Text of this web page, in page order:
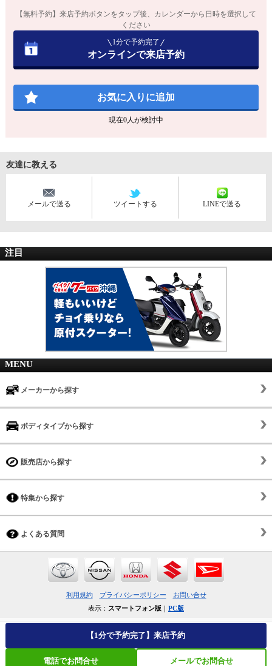
【無料予約】来店予約ボタンをタップ後、カレンダーから日時を選択して
ください
1分で予約完了
オンラインで来店予約
お気に入りに追加
現在0人が検討中
友達に教える
メールで送る ツイートする LINEで送る
【1分で予約完了】来店予約
電話でお問合せ メールでお問合せ
注目
MENU
メーカーから探す
ボディタイプから探す
販売店から探す
特集から探す
よくある質問
利用規約 プライバシーポリシー
お問い合せ
表示： スマートフォン版 PC版